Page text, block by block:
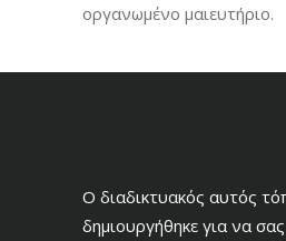
οργανωμένο μαιευτήριο.
Ο διαδικτυακός αυτός
δημιουργήθηκε για να